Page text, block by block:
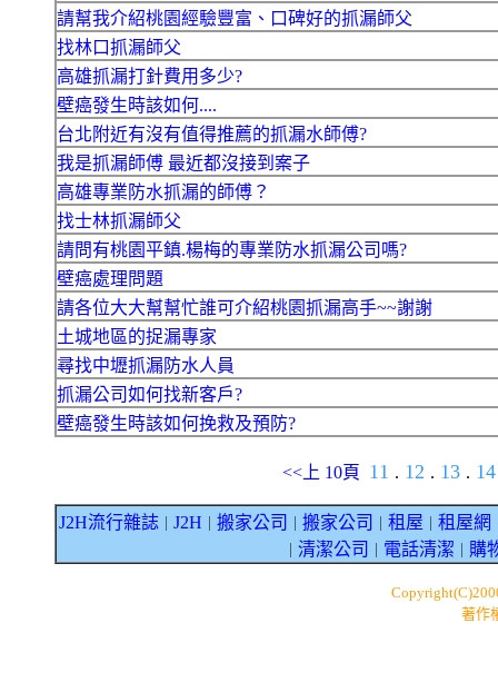
請幫我介紹桃園經驗豐富、口碑好的抓漏師父
找林口抓漏師父
高雄抓漏打針費用多少?
壁癌發生時該如何....
台北附近有沒有值得推薦的抓漏水師傅?
我是抓漏師傅 最近都沒接到案子
高雄專業防水抓漏的師傅？
找士林抓漏師父
請問有桃園平鎮.楊梅的專業防水抓漏公司嗎?
壁癌處理問題
請各位大大幫幫忙誰可介紹桃園抓漏高手~~謝謝
土城地區的捉漏專家
尋找中壢抓漏防水人員
抓漏公司如何找新客戶?
壁癌發生時該如何挽救及預防?
<<上 10頁 11 . 12 . 13 .
J2H流行雜誌 J2H 搬家公司 搬家公司 租屋 租屋網
清潔公司 電話清潔 購
著作